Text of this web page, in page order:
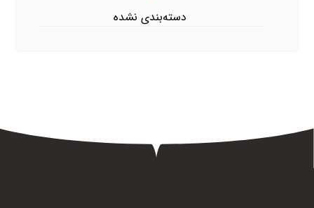
دسته‌بندی نشده